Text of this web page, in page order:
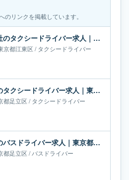
のリンクを掲載しています。
東都城南交通株式会社のタクシードライバー求人｜東京都江東区｜月給40万-64万円
京都江東区 /タクシードライバー
昭栄自動車株式会社のタクシードライバー求人｜東京都足立区｜月給24万円
都足立区 /タクシードライバー
冨士自動車株式会社のバスドライバー求人｜東京都足立区｜月給22万-23万円
都足立区 /バスドライバー